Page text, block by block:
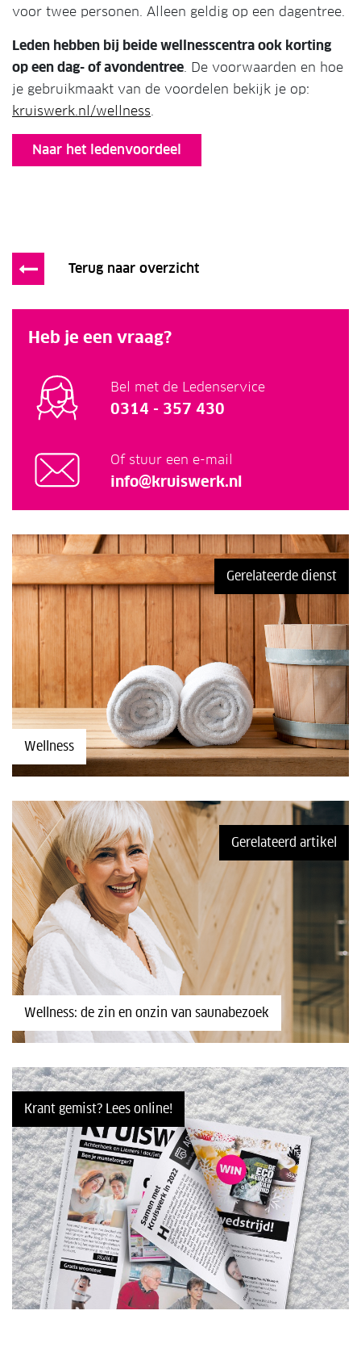
voor twee personen. Alleen geldig op een dagentree.
Leden hebben bij beide wellnesscentra ook korting
op een dag- of avondentree. De voorwaarden en hoe
je gebruikmaakt van de voordelen bekijk je op:
kruiswerk.nl/wellness.
Naar het ledenvoordeel
Terug naar overzicht
Heb je een vraag?
Bel met de Ledenservice
0314 - 357 430
Of stuur een e-mail
info@kruiswerk.nl
Gerelateerde dienst
Wellness
Gerelateerd artikel
Wellness: de zin en onzin van saunabezoek
Krant gemist? Lees online!